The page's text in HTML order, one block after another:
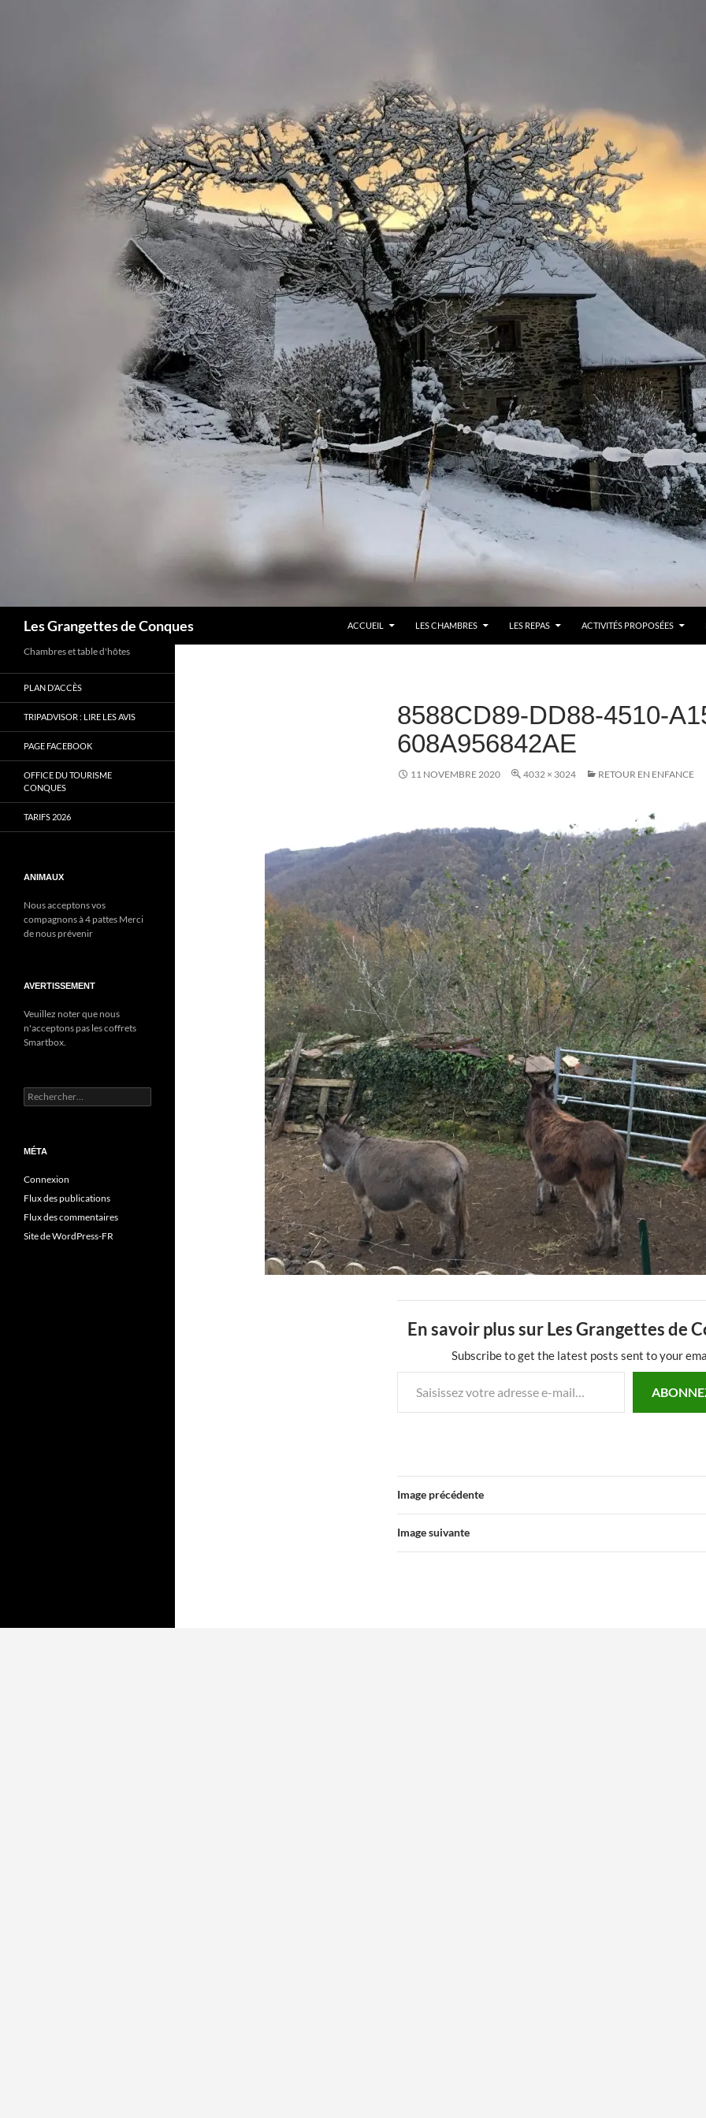
Les Grangettes de Conques
ACCUEIL
LES CHAMBRES LES REPAS ACTIVITÉS PROPOSÉES
8588CD89-DD88-4510-
608A956842AE
11 NOVEMBRE 2020 4032 × 3024 RETOUR EN ENFANCE
En savoir plus sur Les Grangettes de
Subscribe to get the latest posts sent to your
Saisissez votre adresse e-mail…
Image précédente
Image suivante
Chambres et table d'hôtes
PLAN D’ACCÈS
TRIPADVISOR : LIRE LES AVIS
PAGE FACEBOOK
OFFICE DU TOURISME
CONQUES
TARIFS 2026
ANIMAUX
Nous acceptons vos
compagnons à 4 pattes Merci
de nous prévenir
AVERTISSEMENT
Veuillez noter que nous
n'acceptons pas les coffrets
Smartbox.
Rechercher :
MÉTA
Connexion
Flux des publications
Flux des commentaires
Site de WordPress-FR